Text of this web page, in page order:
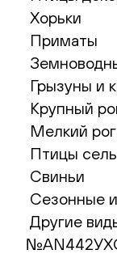
Хорьки
Приматы
Грызуны и
Крупный
Мелкий
Птицы
Свиньи
Сезонные
Другие